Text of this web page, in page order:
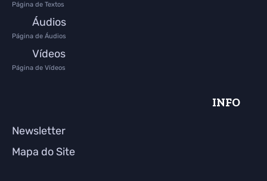
Página de Textos
Áudios
Página de Áudios
Vídeos
Página de Vídeos
INFO
Newsletter
Mapa do Site